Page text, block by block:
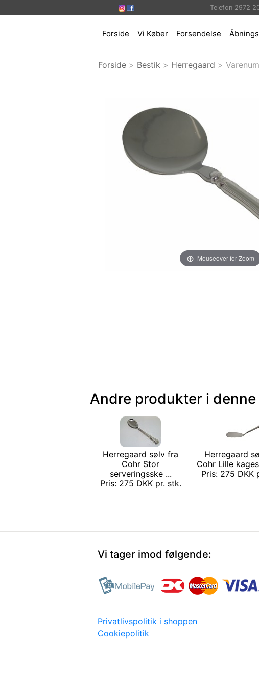
Telefon 2972
Forside Vi Køber Forsendelse
Forside > Bestik > Herregaard >
Mouseover for Zoom
Andre produkter i
Herregaard sølv fra
Cohr Stor
serveringsske ...
Pris: 275 DKK pr. stk.
Herregaard
Cohr Lille
Pris: 275 DKK
Vi tager imod følgende:
Privatlivspolitik i shoppen
Cookiepolitik